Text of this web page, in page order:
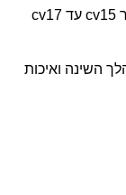
ירון גם התלונן על תחושת מועקה בחזה, ואיזור cv15 עד cv17
השינה ואיכות